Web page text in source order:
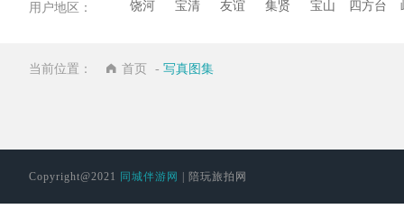
用户地区： 饶河 宝清 友谊 集贤 宝山 四方台
当前位置： 首页 - 写真图集
Copyright@2021 同城伴游网 | 陪玩旅拍网